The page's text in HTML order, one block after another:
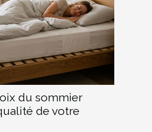
du sommier
de votre